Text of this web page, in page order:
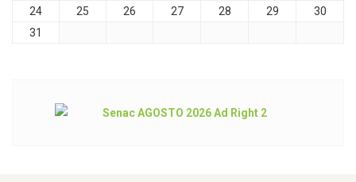
24
25 26 27 28 29
30
31